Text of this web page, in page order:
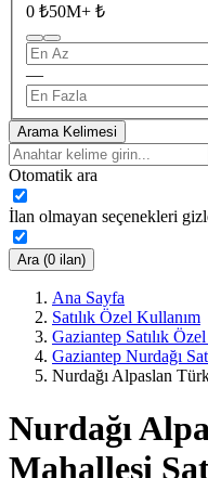
0 ₺50M+ ₺
—
Arama Kelimesi
Otomatik ara
İlan olmayan seçenekleri
Ara (0 ilan)
Ana Sayfa
Satılık Özel Kullanım
Gaziantep Satılık
Gaziantep Nurdağı
Nurdağı Alpaslan
Nurdağı
Mahallesi